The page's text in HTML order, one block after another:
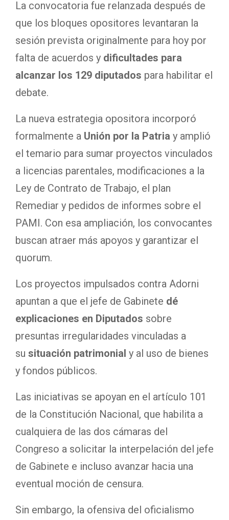
La convocatoria fue relanzada después de
que los bloques opositores levantaran la
sesión prevista originalmente para hoy por
falta de acuerdos y dificultades para
alcanzar los 129 diputados para habilitar el
debate.
La nueva estrategia opositora incorporó
formalmente a Unión por la Patria y amplió
el temario para sumar proyectos vinculados
a licencias parentales, modificaciones a la
Ley de Contrato de Trabajo, el plan
Remediar y pedidos de informes sobre el
PAMI. Con esa ampliación, los convocantes
buscan atraer más apoyos y garantizar el
quorum.
Los proyectos impulsados contra Adorni
apuntan a que el jefe de Gabinete dé
explicaciones en Diputados sobre
presuntas irregularidades vinculadas a
su situación patrimonial y al uso de bienes
y fondos públicos.
Las iniciativas se apoyan en el artículo 101
de la Constitución Nacional, que habilita a
cualquiera de las dos cámaras del
Congreso a solicitar la interpelación del jefe
de Gabinete e incluso avanzar hacia una
eventual moción de censura.
Sin embargo, la ofensiva del oficialismo